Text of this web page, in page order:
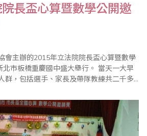
長盃心算暨數學公開邀
會主辦的2015年立法院院長盃心算暨數學
橋重慶國中盛大舉行。 當天一大早
群，包括選手、家長及帶隊教練共二千多
比賽更添光彩，由於參賽單位也派出眾多
的完成。 這次參加比賽者包括
生，因為..